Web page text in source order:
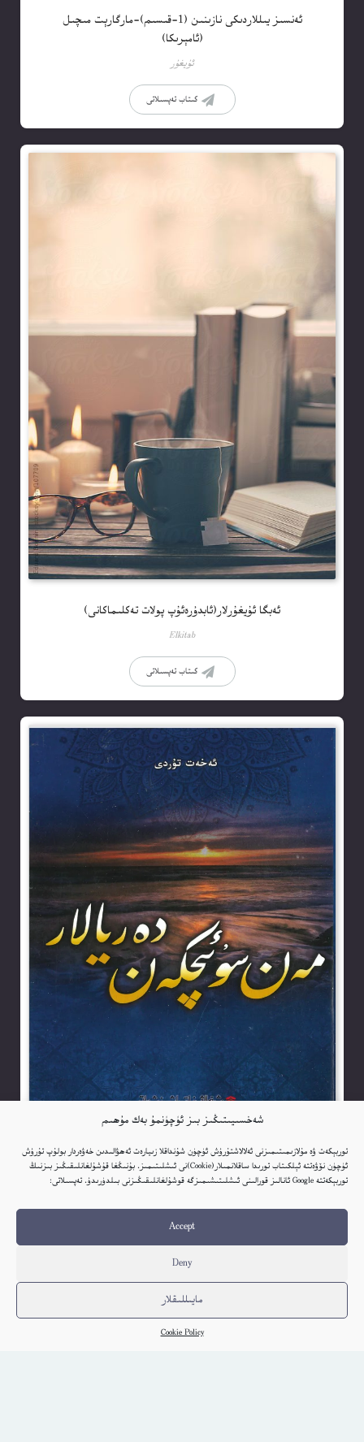
شەخسىيىتىڭىز بىز ئۈچۈنمۇ بەك مۇھىم
توربېكەت ۋە مۇلازىمىتىمىزنى ئەلالاشتۇرۇش ئۈچۈن شۇنداقلا زىيارەت ئەھۋالىدىن خەۋەردار بولۇپ تۇرۇش
ئۈچۈن نۆۋەتتە ئېلكىتاب تورىدا ساقلانمىلار(Cookie)نى ئىشلىتىمىز. بۇنىڭغا قۇشۇلغانلىقىڭىز بىزنىڭ
توربېكەتتە Google ئانالىز قورالىنى ئىشلىتىشىمىزگە قوشۇلغانلىقىڭىزنى بىلدۈرىدۇ. تەپسىلاتى:
Accept
Deny
مايىللىقلار
Cookie Policy
ئەنسىز يىللاردىكى نازىنىن (1-قىسىم)-مارگارېت مىچىل
(ئامېرىكا)
ئۇيغۇر
كىتاب تەپسىلاتى
ئەبگا ئۇيغۇرلار(ئابدۇرەئۇپ پولات تەكلىماكانى)
Elkitab
كىتاب تەپسىلاتى
مەن سۇ ئىچكەن دەريالار – ئەخەت تۇردى
ئۇيغۇر
كىتاب تەپسىلاتى